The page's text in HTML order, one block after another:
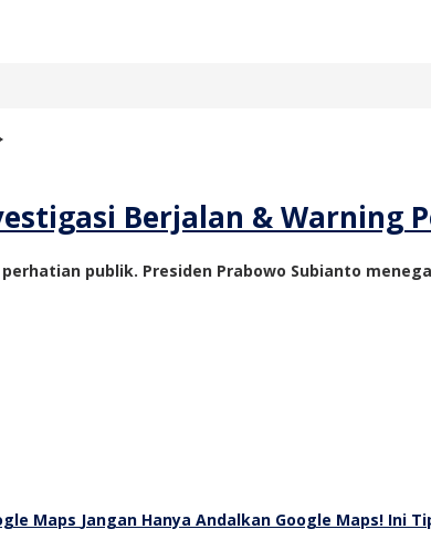
Berjalan & Warning
publik. Presiden Prabowo Subianto
Jangan Hanya Andalkan Google Maps! Ini